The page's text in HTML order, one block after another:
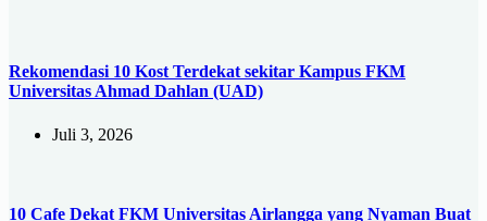
Rekomendasi 10 Kost Terdekat sekitar Kampus FKM
Universitas Ahmad Dahlan (UAD)
Juli 3, 2026
10 Cafe Dekat FKM Universitas Airlangga yang Nyaman Buat